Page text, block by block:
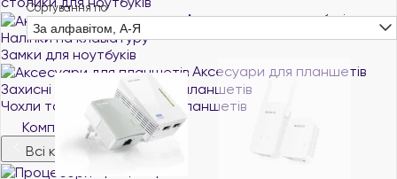
Аксесуари для ноутбуків
Наліпки на клавіатуру
Замки для ноутбуків
Аксесуари для планшетів
Захисні плівки та скло для планшетів
Чохли та обкладинки для планшетів
Комплектуючі для ПК
Всі категорії
Сортування по
За алфавітом, А-Я